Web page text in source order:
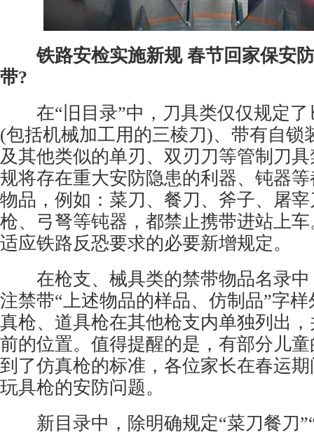
铁路安检实施新规 春节回家保安
带?
在“旧目录”中，刀具类仅仅规定了
(包括机械加工用的三棱刀)、带有自锁
及其他类似的单刃、双刃刀等管制刀
规将存在重大安防隐患的利器、钝器
物品，例如：菜刀、餐刀、斧子、屠
枪、弓弩等钝器，都禁止携带进站上
适应铁路反恐要求的必要新增规定。
在枪支、械具类的禁带物品名录中
注禁带“上述物品的样品、仿制品”字
真枪、道具枪在其他枪支内单独列出
前的位置。值得提醒的是，有部分儿
到了仿真枪的标准，各位家长在春运
玩具枪的安防问题。
新目录中，除明确规定“菜刀餐刀